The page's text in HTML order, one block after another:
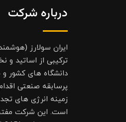
درباره شرکت
ایران سولارز
ترکیبی از اساتید و
دانشگاه های کشور
پرسابقه صنعتی
زمینه انرژی های
است. این شرکت